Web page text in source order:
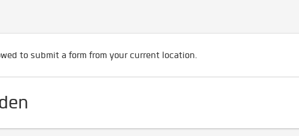
to submit a form from your current location.